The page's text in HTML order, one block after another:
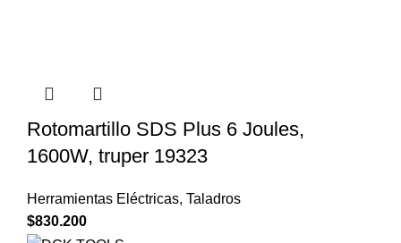
Rotomartillo SDS Plus 6 Joules,
1600W, truper 19323
Herramientas Eléctricas, Taladros
$830.200